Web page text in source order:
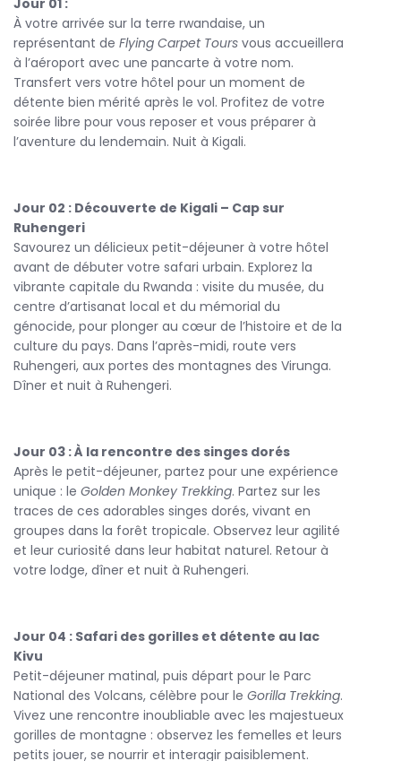
aventure.
Le moment fort de votre séjour est sans doute legorilla
trekking, une marche guidée à travers la forêt tropicale à
la rencontre des gorilles dans leur habitat naturel.
Observez-les de près, partagez un instant magique avec
ces géants paisibles, et ressentez toute la puissance de ce
face-à-face unique avec la nature.
village culturel d’Iby’Iwacu, où vous découvrirez les
traditions locales, la musique, la danse et le mode de vie
rwandais. Cette immersion culturelle rendra votre séjour
encore plus authentique.
En choisissantFlying Carpet Tours, vous profitez d’une
organisation fluide, d’un hébergement confortable et de
guides passionnés, experts du Rwanda et de sa faune.
Chaque moment est pensé pour vous offrir une aventure
riche, sécurisée et respectueuse de l’environnement.
d’humanité. Vivez l’aventure d’une vie au cœur du Rwanda
et repartez avec des souvenirs gravés pour toujours.
Jour 01 :
À votre arrivée sur la terre rwandaise, un
représentant de Flying Carpet Tours vous accueillera
à l’aéroport avec une pancarte à votre nom.
Transfert vers votre hôtel pour un moment de
détente bien mérité après le vol. Profitez de votre
soirée libre pour vous reposer et vous préparer à
l’aventure du lendemain. Nuit à Kigali.
Jour 02 : Découverte de Kigali – Cap sur
Ruhengeri
Savourez un délicieux petit-déjeuner à votre hôtel
avant de débuter votre safari urbain. Explorez la
vibrante capitale du Rwanda : visite du musée, du
centre d’artisanat local et du mémorial du
génocide, pour plonger au cœur de l’histoire et de la
culture du pays. Dans l’après-midi, route vers
Ruhengeri, aux portes des montagnes des Virunga.
Dîner et nuit à Ruhengeri.
Jour 03 : À la rencontre des singes dorés
Après le petit-déjeuner, partez pour une expérience
unique : le Golden Monkey Trekking. Partez sur les
traces de ces adorables singes dorés, vivant en
groupes dans la forêt tropicale. Observez leur agilité
et leur curiosité dans leur habitat naturel. Retour à
votre lodge, dîner et nuit à Ruhengeri.
Jour 04 : Safari des gorilles et détente au lac
Kivu
Petit-déjeuner matinal, puis départ pour le Parc
National des Volcans, célèbre pour le Gorilla Trekking.
Vivez une rencontre inoubliable avec les majestueux
gorilles de montagne : observez les femelles et leurs
petits jouer, se nourrir et interagir paisiblement.